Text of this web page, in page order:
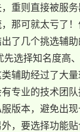
重则直接被服
那可就太亏了
了几个挑选辅
先选择知名度高
辅助经过了大
专业的技术团队
版本，避免出
，要选择功能